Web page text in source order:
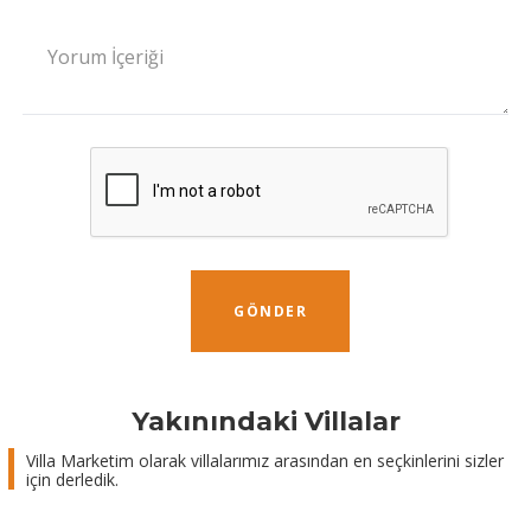
Yorum İçeriği
GÖNDER
Yakınındaki Villalar
Villa Marketim olarak villalarımız arasından en seçkinlerini sizler
için derledik.